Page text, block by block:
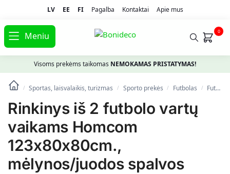
LV EE FI Pagalba Kontaktai Apie mus
Meniu 0
Visoms prekėms taikomas NEMOKAMAS PRISTATYMAS!
/ Sportas, laisvalaikis, turizmas / Spоrto prekės / Futbolas / Futbolo vartai ir tinklai
Rinkinys iš 2 futbolo vartų
vaikams Homcom
123x80x80cm.,
mėlynos/juodos spalvos